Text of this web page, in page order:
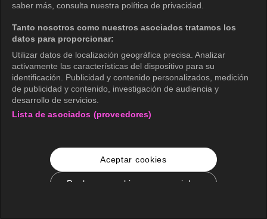
saber más, consulta nuestra política de privacidad.
Tanto nosotros como nuestros asociados tratamos los
datos para proporcionar:
Utilizar datos de localización geográfica precisa. Analizar
activamente las características del dispositivo para su
identificación. Publicidad y contenido personalizados, medición
de publicidad y contenido, investigación de audiencia y
desarrollo de servicios.
Lista de asociados (proveedores)
Aceptar cookies
Rechazar cookies no esenciales